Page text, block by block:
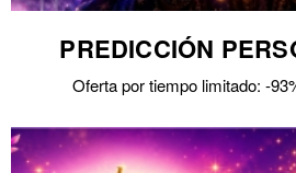
PREDICCIÓN
Oferta por tiempo limitado: -